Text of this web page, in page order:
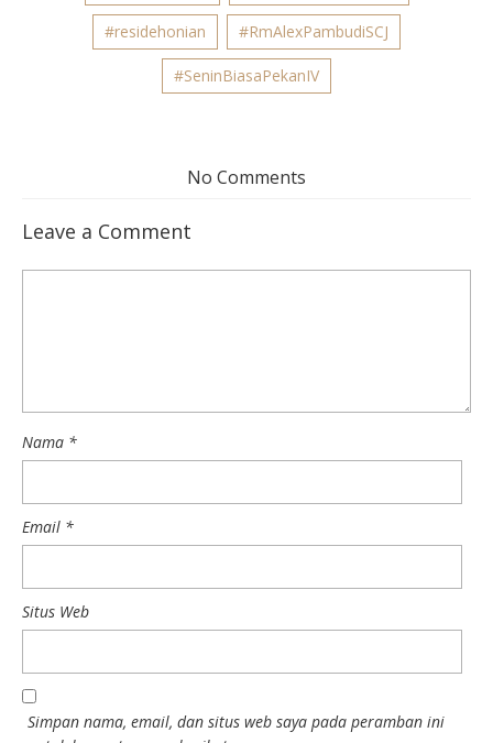
#residehonian #RmAlexPambudiSCJ
#SeninBiasaPekanIV
No Comments
Leave a Comment
Nama *
Email *
Situs Web
Simpan nama, email, dan situs web saya pada peramban ini